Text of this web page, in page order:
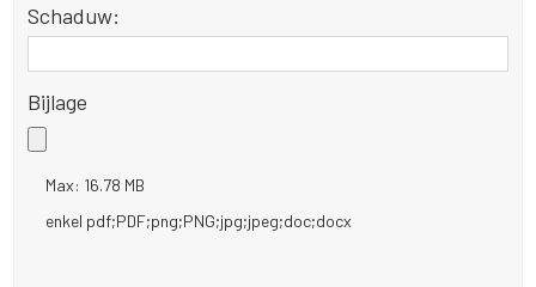
Schaduw:
Bijlage
Max: 16.78 MB
enkel pdf;PDF;png;PNG;jpg;jpeg;doc;docx